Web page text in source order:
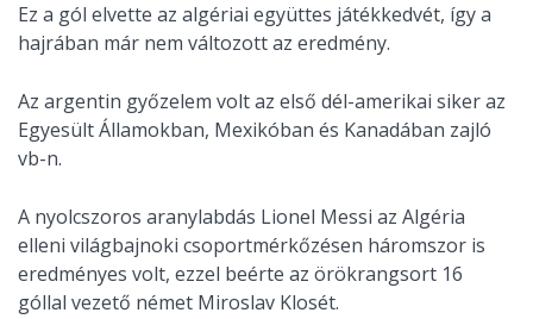
Ez a gól elvette az algériai együttes játékkedvét, így a
hajrában már nem változott az eredmény.
Az argentin győzelem volt az első dél-amerikai siker az
Egyesült Államokban, Mexikóban és Kanadában zajló
vb-n.
A nyolcszoros aranylabdás Lionel Messi az Algéria
elleni világbajnoki csoportmérkőzésen háromszor is
eredményes volt, ezzel beérte az örökrangsort 16
góllal vezető német Miroslav Klosét.